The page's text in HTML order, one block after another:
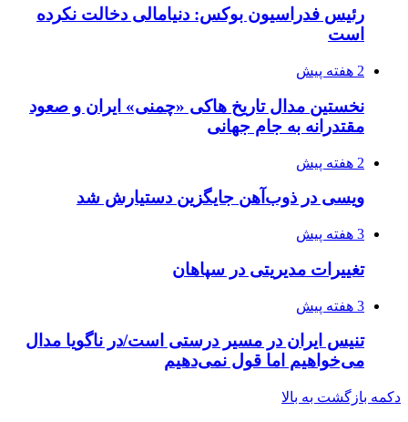
رئیس فدراسیون بوکس: دنیامالی دخالت نکرده
است
2 هفته پیش
نخستین مدال تاریخ هاکی «چمنی» ایران و صعود
مقتدرانه به جام جهانی
2 هفته پیش
ویسی در ذوب‌آهن جایگزین دستیارش شد
3 هفته پیش
تغییرات مدیریتی در سپاهان
3 هفته پیش
تنیس ایران در مسیر درستی است/در ناگویا مدال
می‌خواهیم اما قول نمی‌دهیم
دکمه بازگشت به بالا